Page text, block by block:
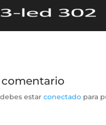
comentario
estarconectado para